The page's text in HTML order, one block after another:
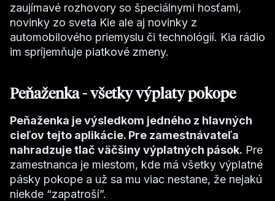
zaujímavé rozhovory so špeciálnymi hosťami,
novinky zo sveta Kie ale aj novinky z
automobilového priemyslu či technológií. Kia rádio
im spríjemňuje piatkové zmeny.
Peňaženka - všetky výplaty pokope
Peňaženka je výsledkom jedného z hlavných
cieľov tejto aplikácie. Pre zamestnávateľa
nahradzuje tlač väčšiny výplatných pások. Pre
zamestnanca je miestom, kde má všetky výplatné
pásky pokope a už sa mu viac nestane, že nejakú
niekde “zapatroší”.